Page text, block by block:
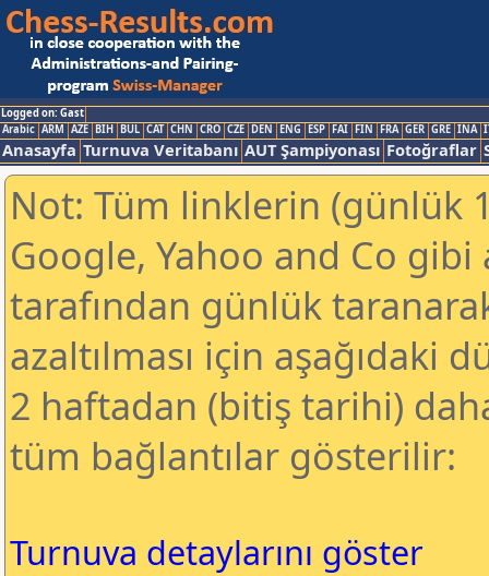
Logged on: Gast
Arabic ARM AZE BIH BUL CAT CHN CRO CZE DEN ENG ESP FAI FIN FRA GER GRE INA
Anasayfa Turnuva Veritabanı AUT Şampiyonası Fotoğraflar
Not: Tüm linklerin (günlük
Google, Yahoo and Co
tarafından günlük
azaltılması için aşağıdaki
2 haftadan (bitiş tarihi)
tüm bağlantılar gösterilir:
Turnuva detaylarını göster